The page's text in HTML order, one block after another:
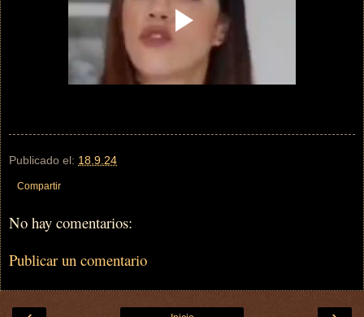
Publicado el: 18.9.24
Compartir
No hay comentarios:
Publicar un comentario